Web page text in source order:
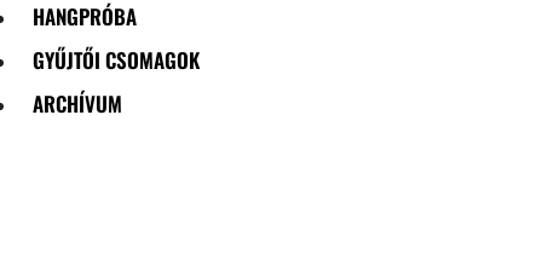
HANGPRÓBA
GYŰJTŐI CSOMAGOK
ARCHÍVUM